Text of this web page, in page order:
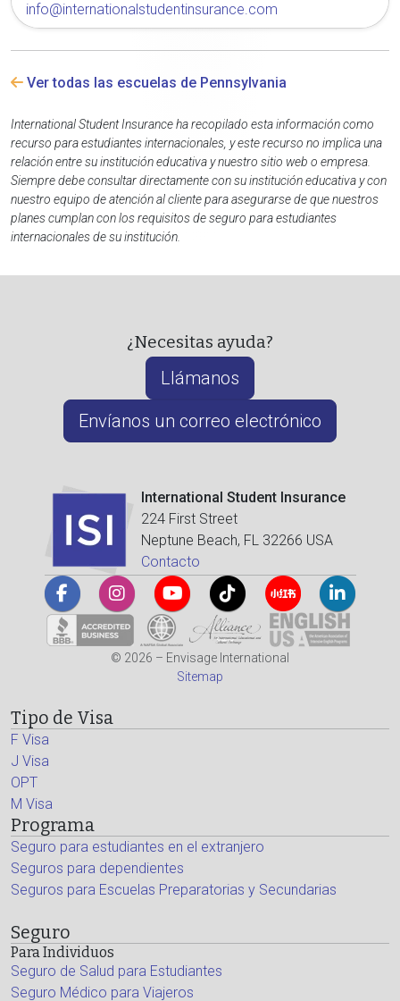
info@internationalstudentinsurance.com
Ver todas las escuelas de Pennsylvania
International Student Insurance ha recopilado esta información como
recurso para estudiantes internacionales, y este recurso no implica una
relación entre su institución educativa y nuestro sitio web o empresa.
Siempre debe consultar directamente con su institución educativa y con
nuestro equipo de atención al cliente para asegurarse de que nuestros
planes cumplan con los requisitos de seguro para estudiantes
internacionales de su institución.
¿Necesitas ayuda?
Llámanos
Envíanos un correo electrónico
International Student Insurance
224 First Street
Neptune Beach, FL 32266 USA
Contacto
© 2026 – Envisage International
Sitemap
Tipo de Visa
F Visa
J Visa
OPT
M Visa
Programa
Seguro para estudiantes en el extranjero
Seguros para dependientes
Seguros para Escuelas Preparatorias y Secundarias
Seguro
Para Individuos
Seguro de Salud para Estudiantes
Seguro Médico para Viajeros